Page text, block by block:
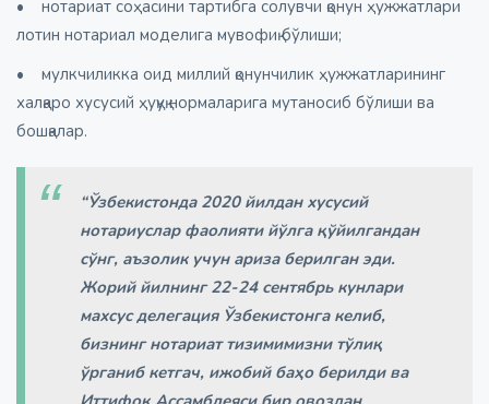
• нотариат соҳасини тартибга солувчи қонун ҳужжатлари
лотин нотариал моделига мувофиқ бўлиши;
• мулкчиликка оид миллий қонунчилик ҳужжатларининг
халқаро хусусий ҳуқуқ нормаларига мутаносиб бўлиши ва
бошқалар.
“Ўзбекистонда 2020 йилдан хусусий
нотариуслар фаолияти йўлга қўйилгандан
сўнг, аъзолик учун ариза берилган эди.
Жорий йилнинг 22-24 сентябрь кунлари
махсус делегация Ўзбекистонга келиб,
бизнинг нотариат тизимимизни тўлиқ
ўрганиб кетгач, ижобий баҳо берилди ва